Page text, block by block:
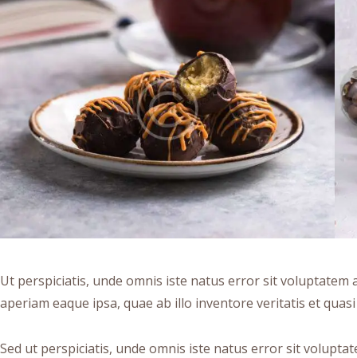
Ut perspiciatis, unde omnis iste natus error sit
aperiam eaque ipsa, quae ab illo inventore veritatis et
Sed ut perspiciatis, unde omnis iste natus error sit